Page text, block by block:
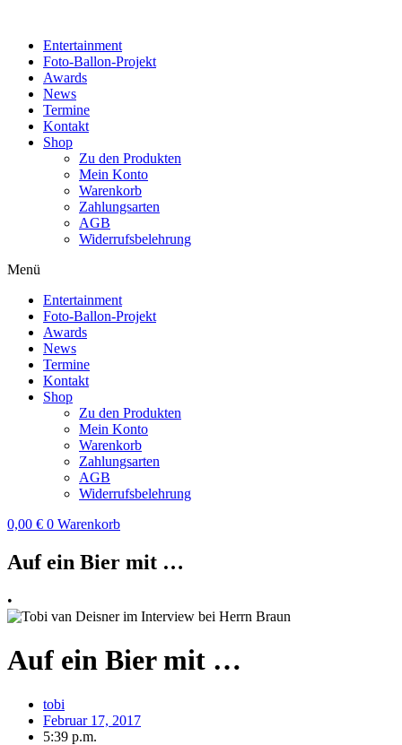
wechselnEntertainment
Foto-Ballon-Projekt
Awards
News
Termine
Kontakt
Shop
Zu den Produkten
Mein Konto
Warenkorb
Zahlungsarten
AGB
Widerrufsbelehrung
Menü
Entertainment
Foto-Ballon-Projekt
Awards
News
Termine
Kontakt
Shop
Zu den Produkten
Mein Konto
Warenkorb
Zahlungsarten
AGB
Widerrufsbelehrung
0,00 € 0 Warenkorb
Auf ein Bier mit …
•
Auf ein Bier mit …
tobi
Februar 17, 2017
5:39 p.m.